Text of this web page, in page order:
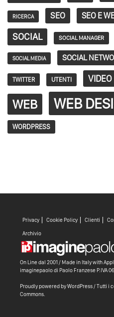
RICERCA SEO SEO E
SOCIAL SOCIAL MANAGER
SOCIAL MEDIA SOCIAL
TWITTER UTENTI VIDEO
WEB WEB
WORDPRESS
Privacy Cookie Policy Clienti
Archivio
On Line dal 2001 / Made in Italy with
imaginepaolo di Paolo Franzese P.IVA
Proudly powered by WordPress/ Tutti i
Commons.